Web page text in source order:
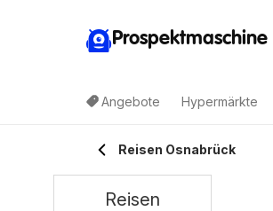
Prospektmaschine
Angebote Hypermärkte
Reisen Osnabrück
Reisen